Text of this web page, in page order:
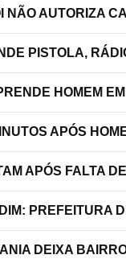
NÃO AUTORIZA
PISTOLA,
HOMEM
APÓS
APÓS FALTA
PREFEITURA
DEIXA